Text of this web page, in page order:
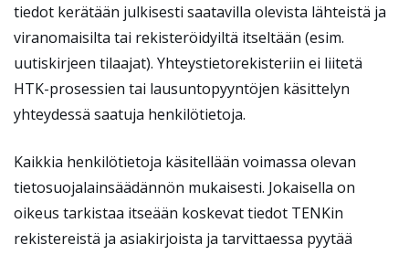
tiedot kerätään julkisesti saatavilla olevista lähteistä ja
viranomaisilta tai rekisteröidyiltä itseltään (esim.
uutiskirjeen tilaajat). Yhteystietorekisteriin ei liitetä
HTK-prosessien tai lausuntopyyntöjen käsittelyn
yhteydessä saatuja henkilötietoja.
Kaikkia henkilötietoja käsitellään voimassa olevan
tietosuojalainsäädännön mukaisesti. Jokaisella on
oikeus tarkistaa itseään koskevat tiedot TENKin
rekistereistä ja asiakirjoista ja tarvittaessa pyytää